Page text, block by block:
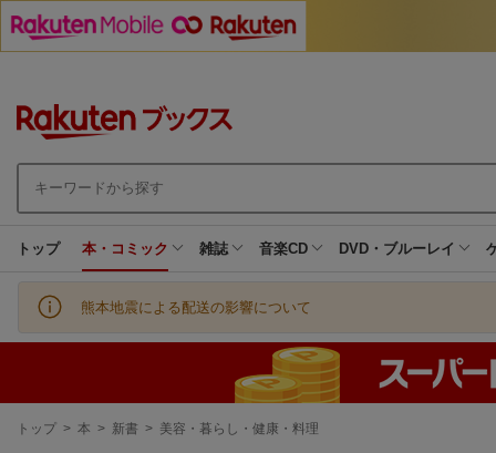
トップ 本・コミック 雑誌 音楽CD DVD・ブルーレイ
熊本地震による配送の影響について
現
トップ > 本 > 新書 > 美容・暮らし・健康・料理